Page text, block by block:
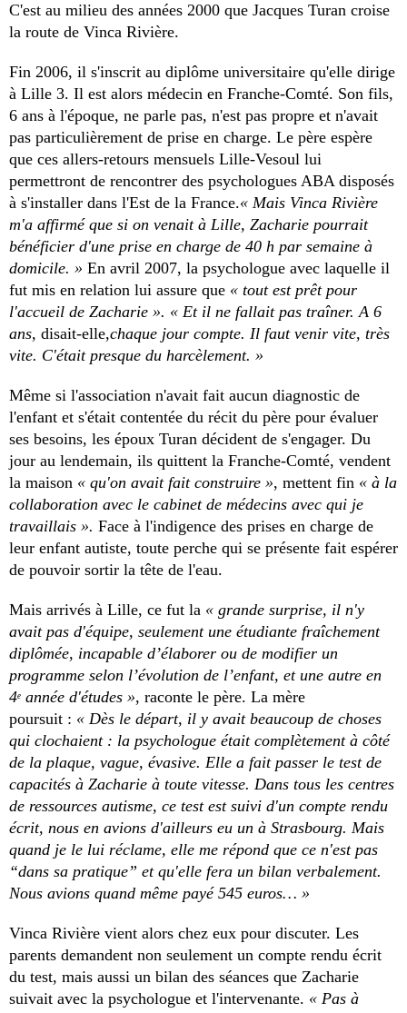
C'est au milieu des années 2000 que Jacques Turan croise
la route de Vinca Rivière.
Fin 2006, il s'inscrit au diplôme universitaire qu'elle dirige
à Lille 3. Il est alors médecin en Franche-Comté. Son fils,
6 ans à l'époque, ne parle pas, n'est pas propre et n'avait
pas particulièrement de prise en charge. Le père espère
que ces allers-retours mensuels Lille-Vesoul lui
permettront de rencontrer des psychologues ABA disposés
à s'installer dans l'Est de la France.« Mais Vinca Rivière
m'a affirmé que si on venait à Lille, Zacharie pourrait
bénéficier d'une prise en charge de 40 h par semaine à
domicile. » En avril 2007, la psychologue avec laquelle il
fut mis en relation lui assure que « tout est prêt pour
l'accueil de Zacharie ». « Et il ne fallait pas traîner. A 6
ans, disait-elle,chaque jour compte. Il faut venir vite, très
vite. C'était presque du harcèlement. »
Même si l'association n'avait fait aucun diagnostic de
l'enfant et s'était contentée du récit du père pour évaluer
ses besoins, les époux Turan décident de s'engager. Du
jour au lendemain, ils quittent la Franche-Comté, vendent
la maison « qu'on avait fait construire », mettent fin « à la
collaboration avec le cabinet de médecins avec qui je
travaillais ». Face à l'indigence des prises en charge de
leur enfant autiste, toute perche qui se présente fait espérer
de pouvoir sortir la tête de l'eau.
Mais arrivés à Lille, ce fut la « grande surprise, il n'y
avait pas d'équipe, seulement une étudiante fraîchement
diplômée, incapable d’élaborer ou de modifier un
programme selon l’évolution de l’enfant, et une autre en
4e année d'études », raconte le père. La mère
poursuit : « Dès le départ, il y avait beaucoup de choses
qui clochaient : la psychologue était complètement à côté
de la plaque, vague, évasive. Elle a fait passer le test de
capacités à Zacharie à toute vitesse. Dans tous les centres
de ressources autisme, ce test est suivi d'un compte rendu
écrit, nous en avions d'ailleurs eu un à Strasbourg. Mais
quand je le lui réclame, elle me répond que ce n'est pas
“dans sa pratique” et qu'elle fera un bilan verbalement.
Nous avions quand même payé 545 euros… »
Vinca Rivière vient alors chez eux pour discuter. Les
parents demandent non seulement un compte rendu écrit
du test, mais aussi un bilan des séances que Zacharie
suivait avec la psychologue et l'intervenante. « Pas à